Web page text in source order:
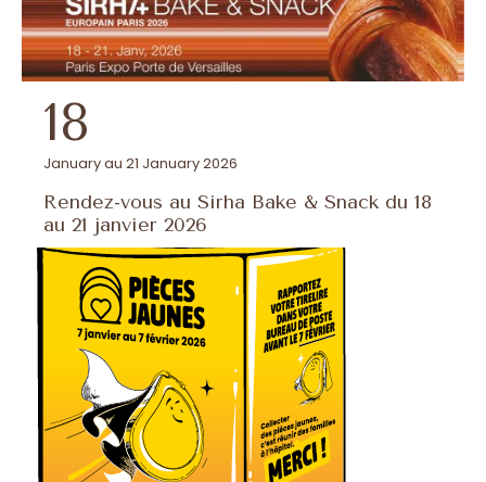
18
January au 21 January 2026
Rendez-vous au Sirha Bake & Snack du 18
au 21 janvier 2026